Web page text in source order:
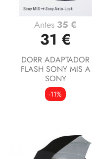
Antes35 €
31 €
DORR ADAPTADOR
FLASH SONY MIS A
SONY
-11%